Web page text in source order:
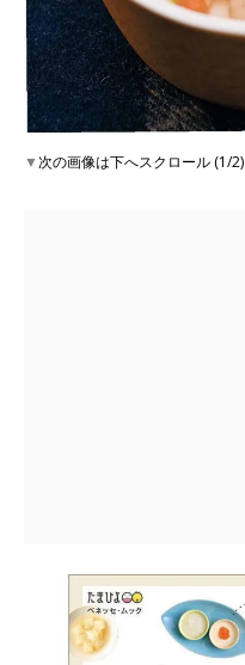
▼次の画像は下へスクロール (1/2)